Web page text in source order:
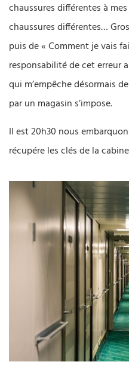
chaussures différentes à
chaussures différentes…
puis de « Comment je vais
responsabilité de cet erreur
qui m’empêche désormais
par un magasin s’impose.
Il est 20h30 nous
récupére les clés de la